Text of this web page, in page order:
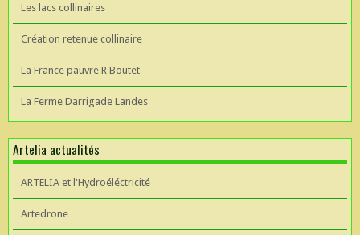
Les lacs collinaires
Création retenue collinaire
La France pauvre R Boutet
La Ferme Darrigade Landes
Artelia actualités
ARTELIA et l'Hydroéléctricité
Artedrone